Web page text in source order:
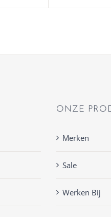
ONZE
Merken
Sale
Werken Bij